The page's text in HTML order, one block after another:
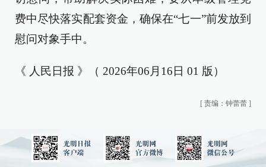
费中尽快落实配套资金，确保在“七一”前发放到
慰问对象手中。
《 人民日报 》（ 2026年06月16日 01 版）
[ 责编：钟蕾蕾 ]